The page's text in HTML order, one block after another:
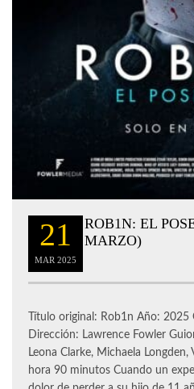
21
MAR 2025
ROB1N: EL
MARZO)
Título original: Rob1n Año: 2025
Dirección: Lawrence Fowler
Leona Clarke, Michaela
hora 90 minutos Cuando un